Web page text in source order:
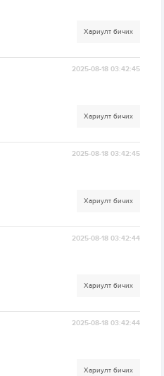
Хариулт бичих
2025-08-18 03:42:45
Хариулт бичих
2025-08-18 03:42:45
Хариулт бичих
2025-08-18 03:42:44
Хариулт бичих
2025-08-18 03:42:44
Хариулт бичих